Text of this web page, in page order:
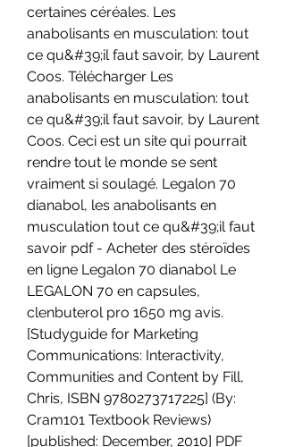
certaines céréales. Les
anabolisants en musculation: tout
ce qu&#39;il faut savoir, by Laurent
Coos. Télécharger Les
anabolisants en musculation: tout
ce qu&#39;il faut savoir, by Laurent
Coos. Ceci est un site qui pourrait
rendre tout le monde se sent
vraiment si soulagé. Legalon 70
dianabol, les anabolisants en
musculation tout ce qu&#39;il faut
savoir pdf - Acheter des stéroïdes
en ligne Legalon 70 dianabol Le
LEGALON 70 en capsules,
clenbuterol pro 1650 mg avis.
[Studyguide for Marketing
Communications: Interactivity,
Communities and Content by Fill,
Chris, ISBN 9780273717225] (By:
Cram101 Textbook Reviews)
[published: December, 2010] PDF